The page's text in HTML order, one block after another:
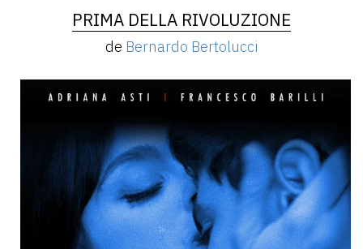
PRIMA DELLA RIVOLUZIONE
de Bernardo Bertolucci